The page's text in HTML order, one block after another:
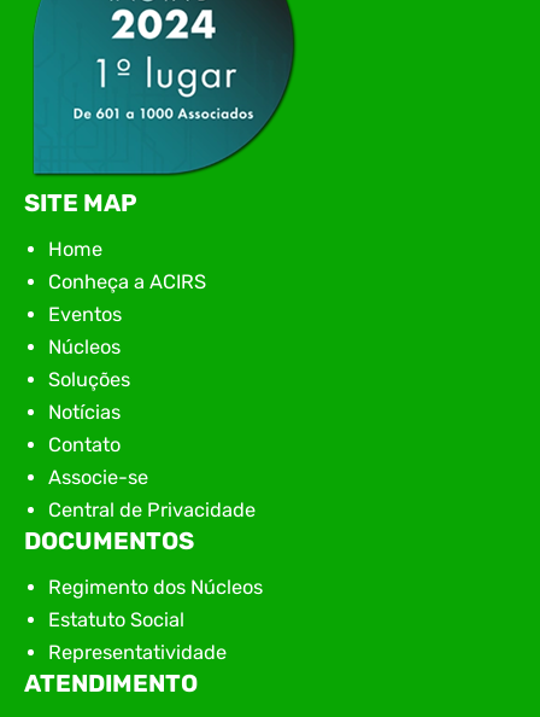
SITE MAP
Home
Conheça a ACIRS
Eventos
Núcleos
Soluções
Notícias
Contato
Associe-se
Central de Privacidade
DOCUMENTOS
Regimento dos Núcleos
Estatuto Social
Representatividade
ATENDIMENTO